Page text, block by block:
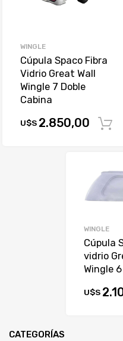
WINGLE
Cúpula Spaco Fibra
Vidrio Great Wall
Wingle 7 Doble
Cabina
U$S 2.850,00
WINGLE
Cúpula
vidrio
Wingle 6
U$S
CATEGORÍAS